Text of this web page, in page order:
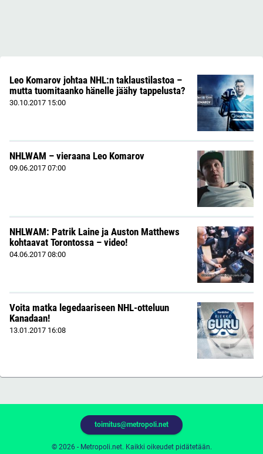
Leo Komarov johtaa NHL:n taklaustilastoa –
mutta tuomitaanko hänelle jäähy tappelusta?
30.10.2017 15:00
NHLWAM – vieraana Leo Komarov
09.06.2017 07:00
NHLWAM: Patrik Laine ja Auston Matthews
kohtaavat Torontossa – video!
04.06.2017 08:00
Voita matka legedaariseen NHL-otteluun
Kanadaan!
13.01.2017 16:08
© 2026 - Metropoli.net. Kaikki oikeudet pidätetään.
toimitus@metropoli.net